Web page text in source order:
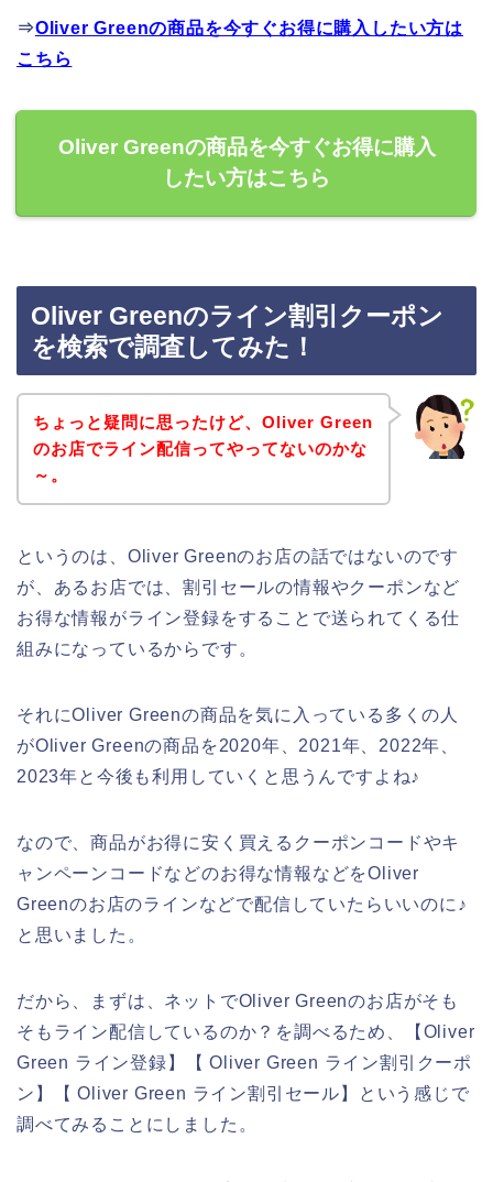
⇒Oliver Greenの商品を今すぐお得に購入したい方は
こちら
Oliver Greenの商品を今すぐお得に購入
したい方はこちら
Oliver Greenのライン割引クーポン
を検索で調査してみた！
ちょっと疑問に思ったけど、Oliver Green
のお店でライン配信ってやってないのかな
～。
というのは、Oliver Greenのお店の話ではないのです
が、あるお店では、割引セールの情報やクーポンなど
お得な情報がライン登録をすることで送られてくる仕
組みになっているからです。
それにOliver Greenの商品を気に入っている多くの人
がOliver Greenの商品を2020年、2021年、2022年、
2023年と今後も利用していくと思うんですよね♪
なので、商品がお得に安く買えるクーポンコードやキ
ャンペーンコードなどのお得な情報などをOliver
Greenのお店のラインなどで配信していたらいいのに♪
と思いました。
だから、まずは、ネットでOliver Greenのお店がそも
そもライン配信しているのか？を調べるため、【Oliver
Green ライン登録】【 Oliver Green ライン割引クーポ
ン】【 Oliver Green ライン割引セール】という感じで
調べてみることにしました。